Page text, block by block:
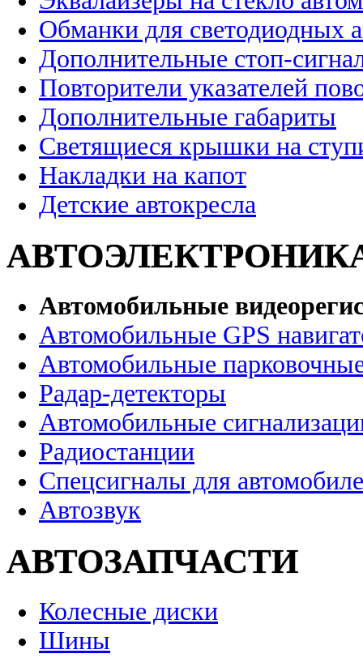
Обманки для светодиодных
Дополнительные стоп-
Повторители указателей
Дополнительные габариты
Светящиеся крышки на
Накладки на капот
Детские автокресла
Автомобильные
Автомобильные GPS
Автомобильные
Радар-детекторы
Автомобильные
Радиостанции
Спецсигналы для
Автозвук
АВТОЗАПЧАСТИ
Колесные диски
Шины